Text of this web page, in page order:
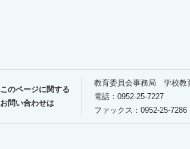
このページに関する
お問い合わせは
教育委員会事務局 学校教
電話：0952-25-7227
ファックス：0952-25-7286